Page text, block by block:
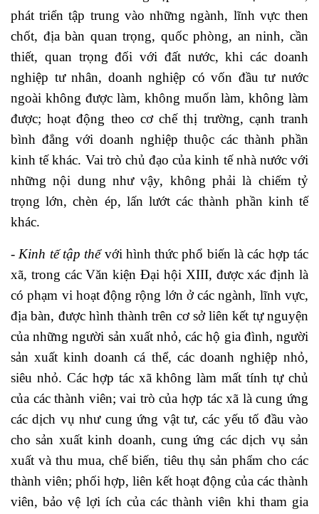
phát triển tập trung vào những ngành, lĩnh vực then
chốt, địa bàn quan trọng, quốc phòng, an ninh, cần
thiết, quan trọng đối với đất nước, khi các doanh
nghiệp tư nhân, doanh nghiệp có vốn đầu tư nước
ngoài không được làm, không muốn làm, không làm
được; hoạt động theo cơ chế thị trường, cạnh tranh
bình đẳng với doanh nghiệp thuộc các thành phần
kinh tế khác. Vai trò chủ đạo của kinh tế nhà nước với
những nội dung như vậy, không phải là chiếm tỷ
trọng lớn, chèn ép, lấn lướt các thành phần kinh tế
khác.
- Kinh tế tập thểvới hình thức phổ biến là các hợp tác
xã, trong các Văn kiện Đại hội XIII, được xác định là
có phạm vi hoạt động rộng lớn ở các ngành, lĩnh vực,
địa bàn, được hình thành trên cơ sở liên kết tự nguyện
của những người sản xuất nhỏ, các hộ gia đình, người
sản xuất kinh doanh cá thể, các doanh nghiệp nhỏ,
siêu nhỏ. Các hợp tác xã không làm mất tính tự chủ
của các thành viên; vai trò của hợp tác xã là cung ứng
các dịch vụ như cung ứng vật tư, các yếu tố đầu vào
cho sản xuất kinh doanh, cung ứng các dịch vụ sản
xuất và thu mua, chế biến, tiêu thụ sản phẩm cho các
thành viên; phối hợp, liên kết hoạt động của các thành
viên, bảo vệ lợi ích của các thành viên khi tham gia